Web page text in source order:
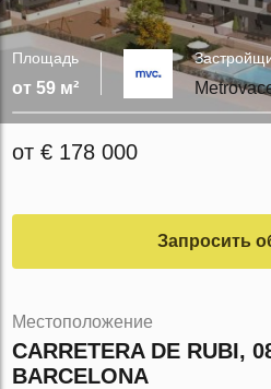
Площадь
от 59 м²
от € 178 000
Запросить
Местоположение
CARRETERA DE RUBI,
BARCELONA